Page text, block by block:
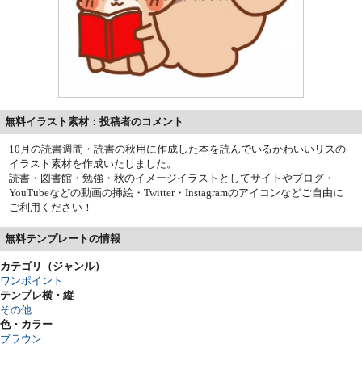
無料イラスト素材：投稿者のコメント
10月の読書週間・読書の秋用に作成した本を読んでいるかわいいリスの
イラスト素材を作成いたしました。
読書・図書館・勉強・秋のイメージイラストとしてサイトやブログ・
YouTubeなどの動画の挿絵・Twitter・Instagramのアイコンなどご自由に
ご利用ください！
無料テンプレートの情報
カテゴリ（ジャンル）
ワンポイント
テンプレ横・縦
その他
色・カラー
ブラウン